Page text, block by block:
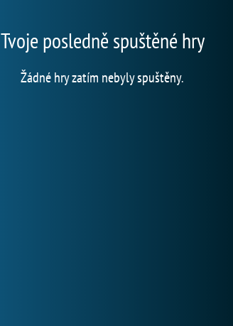
Tvoje posledně spuštěné hry
Žádné hry zatím nebyly spuštěny.